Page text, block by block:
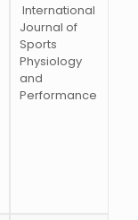
International
Journal of
Sports
Physiology
and
Performance